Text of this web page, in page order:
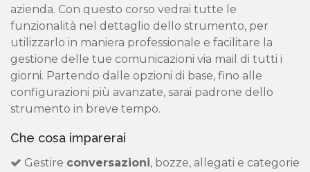
azienda. Con questo corso vedrai tutte le
funzionalità nel dettaglio dello strumento, per
utilizzarlo in maniera professionale e facilitare la
gestione delle tue comunicazioni via mail di tutti i
giorni. Partendo dalle opzioni di base, fino alle
configurazioni più avanzate, sarai padrone dello
strumento in breve tempo.
Che cosa imparerai
Gestire conversazioni, bozze, allegati e categorie